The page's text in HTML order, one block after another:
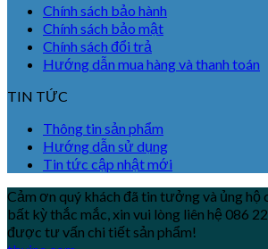
Chính sách bảo hành
Chính sách bảo mật
Chính sách đổi trả
Hướng dẫn mua hàng và thanh toán
TIN TỨC
Thông tin sản phẩm
Hướng dẫn sử dụng
Tin tức cập nhật mới
Cảm ơn quý khách đã tin tưởng và ủng hộ
bất kỳ thắc mắc, xin vui lòng liên hệ 086
được tư vấn chi tiết sản phẩm!